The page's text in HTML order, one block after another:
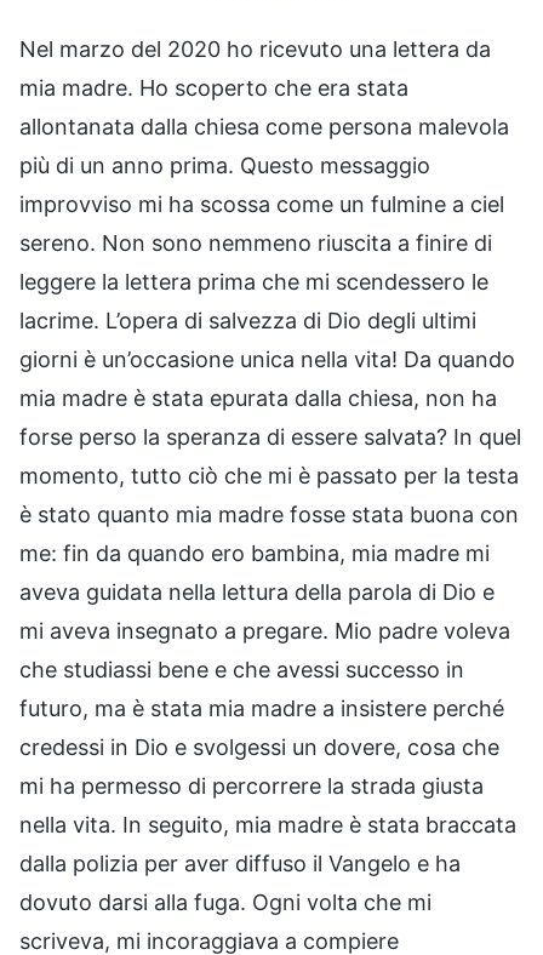
Nel marzo del 2020 ho ricevuto una lettera da
mia madre. Ho scoperto che era stata
allontanata dalla chiesa come persona malevola
più di un anno prima. Questo messaggio
improvviso mi ha scossa come un fulmine a ciel
sereno. Non sono nemmeno riuscita a finire di
leggere la lettera prima che mi scendessero le
lacrime. L’opera di salvezza di Dio degli ultimi
giorni è un’occasione unica nella vita! Da quando
mia madre è stata epurata dalla chiesa, non ha
forse perso la speranza di essere salvata? In quel
momento, tutto ciò che mi è passato per la testa
è stato quanto mia madre fosse stata buona con
me: fin da quando ero bambina, mia madre mi
aveva guidata nella lettura della parola di Dio e
mi aveva insegnato a pregare. Mio padre voleva
che studiassi bene e che avessi successo in
futuro, ma è stata mia madre a insistere perché
credessi in Dio e svolgessi un dovere, cosa che
mi ha permesso di percorrere la strada giusta
nella vita. In seguito, mia madre è stata braccata
dalla polizia per aver diffuso il Vangelo e ha
dovuto darsi alla fuga. Ogni volta che mi
scriveva, mi incoraggiava a compiere